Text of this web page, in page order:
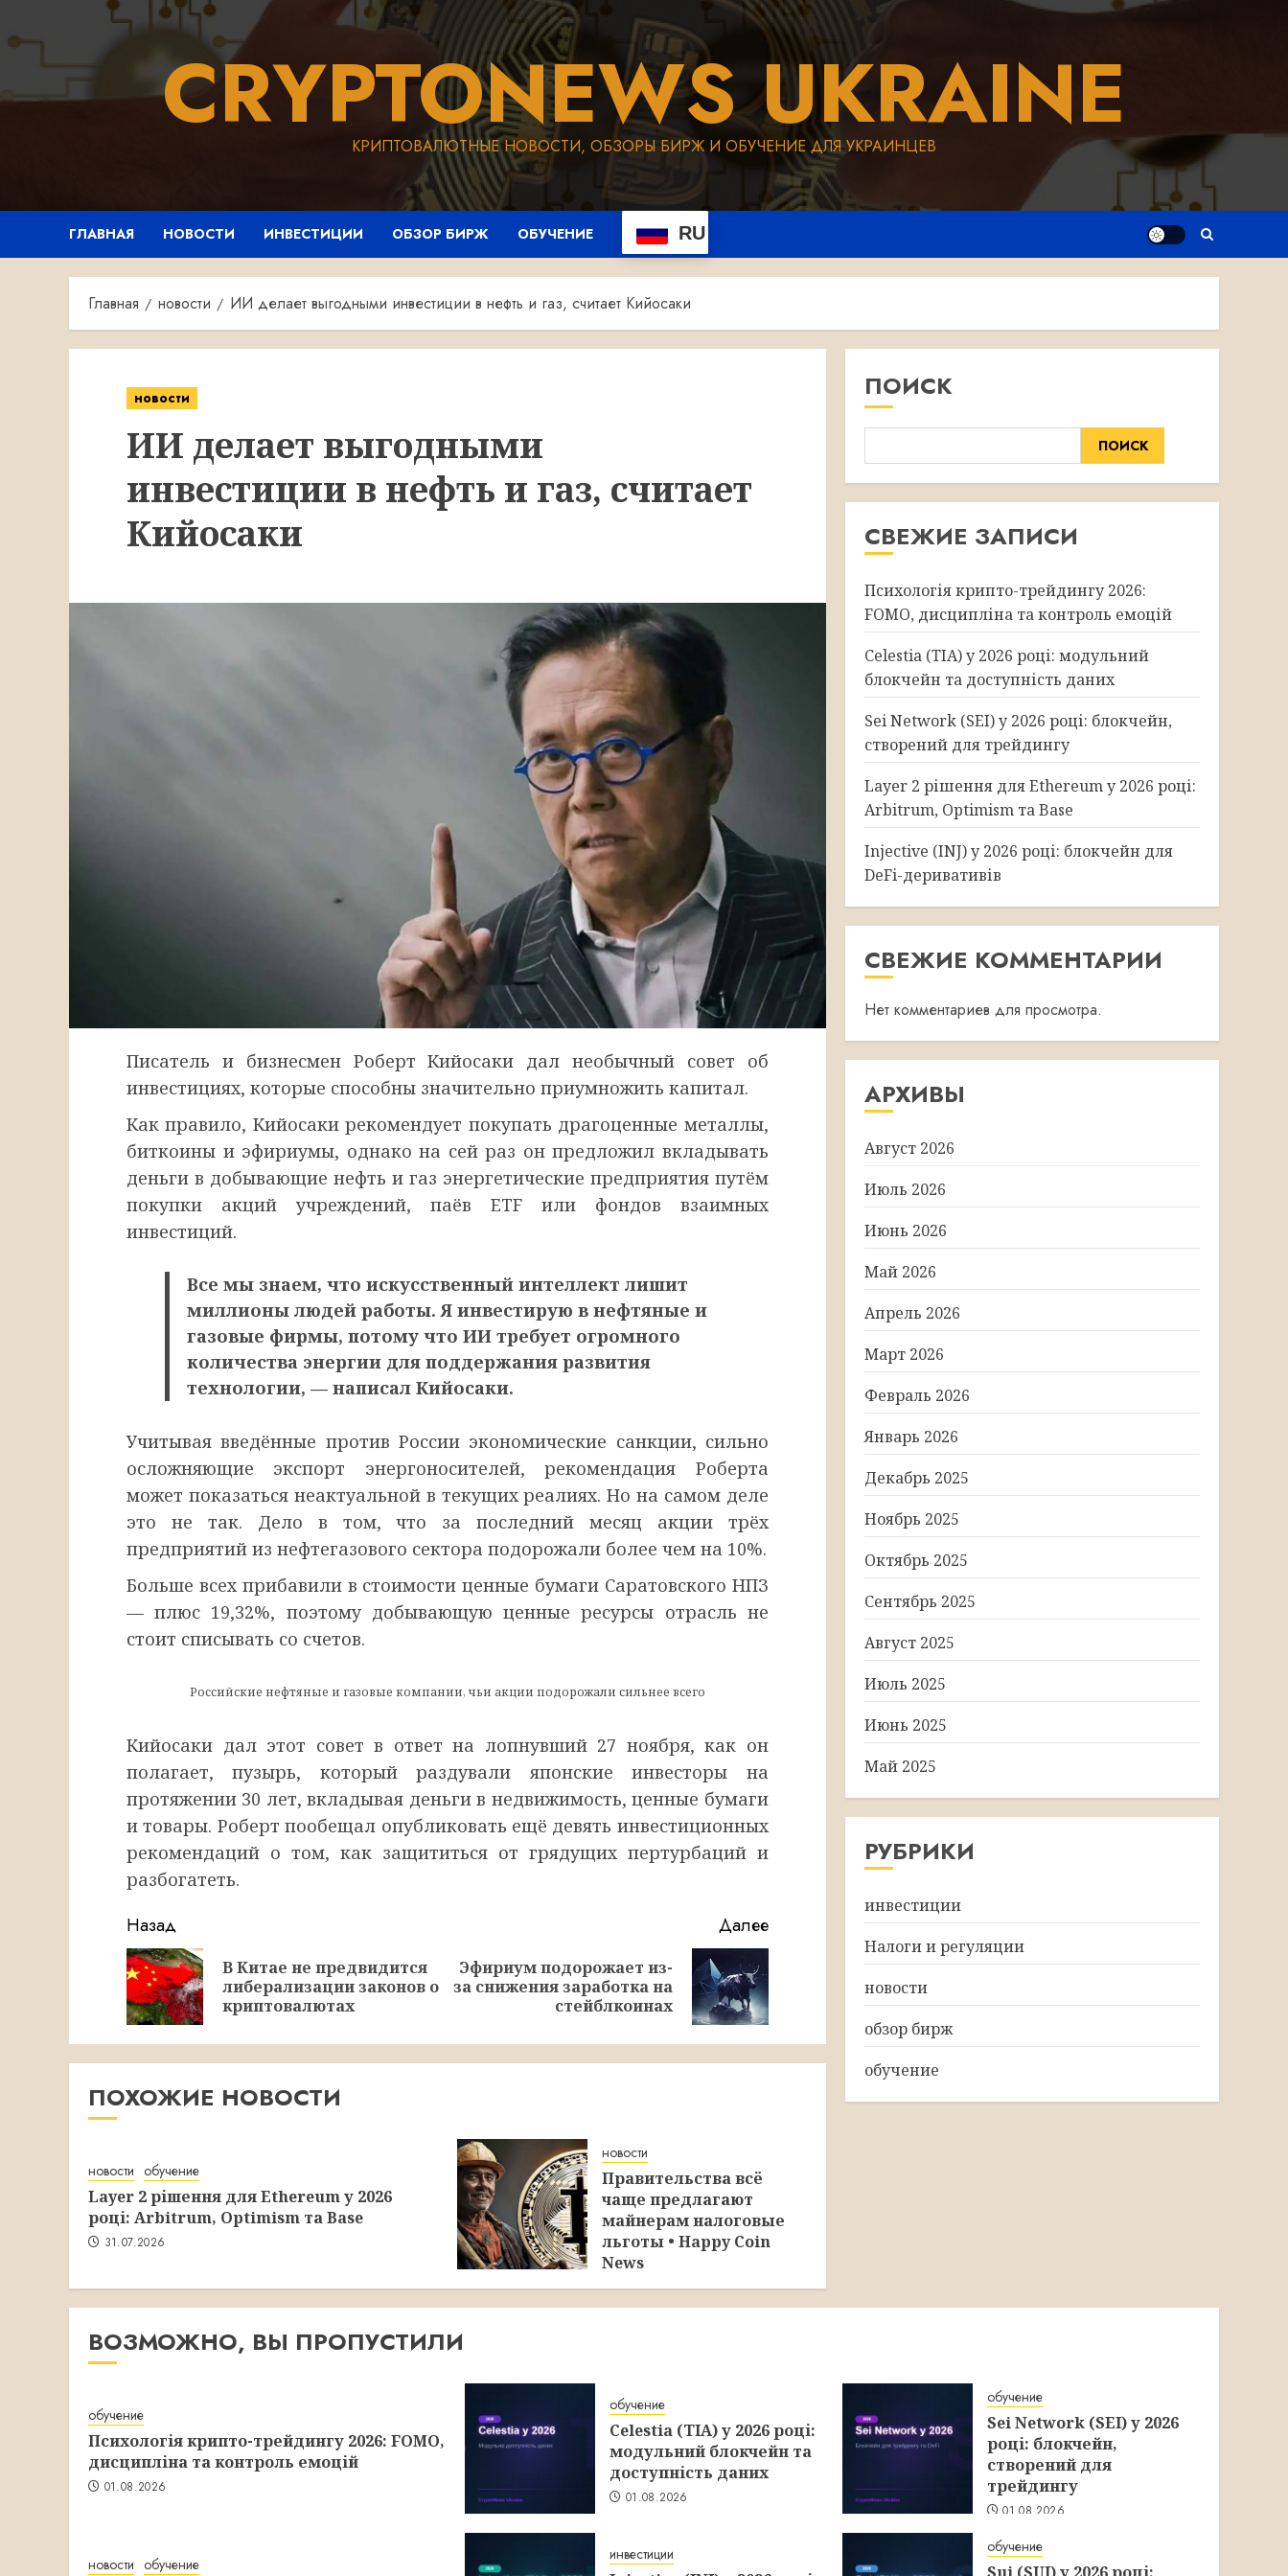
CRYPTONEWS UKRAINE
КРИПТОВАЛЮТНЫЕ НОВОСТИ, ОБЗОРЫ БИРЖ И ОБУЧЕНИЕ ДЛЯ УКРАИНЦЕВ
ГЛАВНАЯ НОВОСТИ ИНВЕСТИЦИИ ОБЗОР БИРЖ ОБУЧЕНИЕ RU
Главная новости ИИ делает выгодными инвестиции в нефть и газ, считает Кийосаки
новости
ИИ делает выгодными
инвестиции в нефть и газ, считает
Кийосаки
Писатель и бизнесмен Роберт Кийосаки дал необычный совет об
инвестициях, которые способны значительно приумножить капитал.
Как правило, Кийосаки рекомендует покупать драгоценные металлы,
биткоины и эфириумы, однако на сей раз он предложил вкладывать
деньги в добывающие нефть и газ энергетические предприятия путём
покупки акций учреждений, паёв ETF или фондов взаимных
инвестиций.
Все мы знаем, что искусственный интеллект лишит
миллионы людей работы. Я инвестирую в нефтяные и
газовые фирмы, потому что ИИ требует огромного
количества энергии для поддержания развития
технологии, — написал Кийосаки.
Учитывая введённые против России экономические санкции, сильно
осложняющие экспорт энергоносителей, рекомендация Роберта
может показаться неактуальной в текущих реалиях. Но на самом деле
это не так. Дело в том, что за последний месяц акции трёх
предприятий из нефтегазового сектора подорожали более чем на 10%.
Больше всех прибавили в стоимости ценные бумаги Саратовского НПЗ
— плюс 19,32%, поэтому добывающую ценные ресурсы отрасль не
стоит списывать со счетов.
Российские нефтяные и газовые компании, чьи акции подорожали сильнее всего
Кийосаки дал этот совет в ответ на лопнувший 27 ноября, как он
полагает, пузырь, который раздували японские инвесторы на
протяжении 30 лет, вкладывая деньги в недвижимость, ценные бумаги
и товары. Роберт пообещал опубликовать ещё девять инвестиционных
рекомендаций о том, как защититься от грядущих пертурбаций и
разбогатеть.
Продолжить
чтение
Назад
Предыдущая
В Китае не предвидится
либерализации законов о
криптовалютах
Далее
Следующая
Эфириум подорожает из-
за снижения заработка на
стейблкоинах
ПОХОЖИЕ НОВОСТИ
новости обучение
Layer 2 рішення для Ethereum у 2026
році: Arbitrum, Optimism та Base
31.07.2026
новости
Правительства всё
чаще предлагают
майнерам налоговые
льготы • Happy Coin
News
30.07.2026
ПОИСК
ПОИСК
СВЕЖИЕ ЗАПИСИ
Психологія крипто-трейдингу 2026:
FOMO, дисципліна та контроль емоцій
Celestia (TIA) у 2026 році: модульний
блокчейн та доступність даних
Sei Network (SEI) у 2026 році: блокчейн,
створений для трейдингу
Layer 2 рішення для Ethereum у 2026 році:
Arbitrum, Optimism та Base
Injective (INJ) у 2026 році: блокчейн для
DeFi-деривативів
СВЕЖИЕ КОММЕНТАРИИ
Нет комментариев для просмотра.
АРХИВЫ
Август 2026
Июль 2026
Июнь 2026
Май 2026
Апрель 2026
Март 2026
Февраль 2026
Январь 2026
Декабрь 2025
Ноябрь 2025
Октябрь 2025
Сентябрь 2025
Август 2025
Июль 2025
Июнь 2025
Май 2025
РУБРИКИ
инвестиции
Налоги и регуляции
новости
обзор бирж
обучение
ВОЗМОЖНО, ВЫ ПРОПУСТИЛИ
обучение
Психологія крипто-трейдингу 2026: FOMO,
дисципліна та контроль емоцій
01.08.2026
обучение
Celestia (TIA) у 2026 році:
модульний блокчейн та
доступність даних
01.08.2026
обучение
Sei Network (SEI) у 2026
році: блокчейн,
створений для
трейдингу
01.08.2026
новости обучение
инвестиции обучение